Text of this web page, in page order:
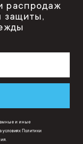
распродаж
защиты,
и иные
условиях Политики
.